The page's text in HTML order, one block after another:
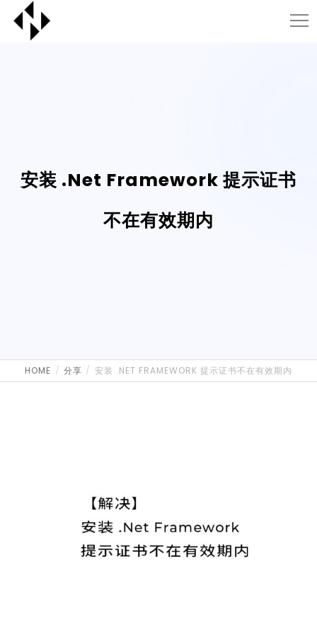
安装 .Net Framework 提示证书
不在有效期内
HOME 分享 安装 .NET FRAMEWORK 提示证书不在有效期内